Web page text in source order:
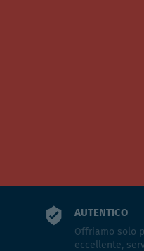
AUTENTICO
Offriamo solo
eccellente,